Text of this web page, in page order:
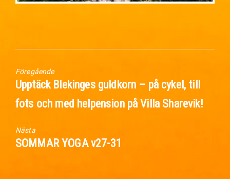
Föregående
Föregående
Upptäck Blekinges guldkorn – på cykel, till
fots och med helpension på Villa Sharevik!
Nästa
Nästa
SOMMAR YOGA v27-31